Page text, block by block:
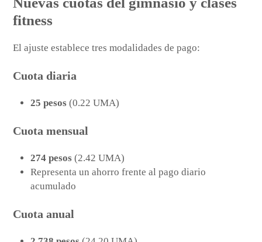
fitness
El ajuste establece tres modalidades de pago:
Cuota diaria
25 pesos (0.22 UMA)
Cuota mensual
274 pesos (2.42 UMA)
Representa un ahorro frente al pago diario
acumulado
Cuota anual